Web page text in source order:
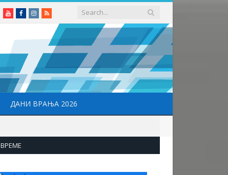
YoutubeFacebookInstagram
RSS
ДАНИ ВРАЊА 2026
ВРЕМЕ